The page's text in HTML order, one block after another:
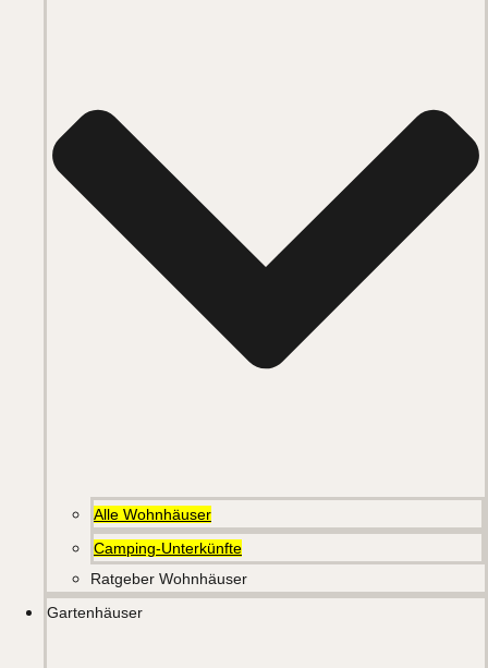
Alle Wohnhäuser
Camping-Unterkünfte
Ratgeber Wohnhäuser
Gartenhäuser